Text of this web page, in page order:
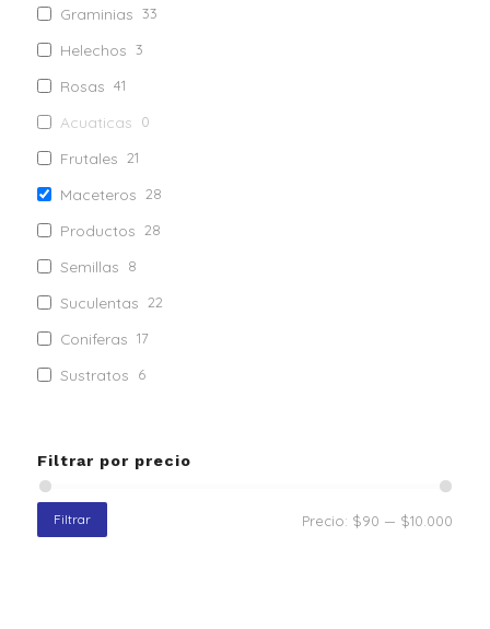
Graminias 33
Helechos 3
Rosas 41
Acuaticas 0
Frutales 21
Maceteros 28
Productos 28
Semillas 8
Suculentas 22
Coniferas 17
Sustratos 6
Tela anti maleza
Filtrar por precio
Filtrar Precio: $90 — $10.000